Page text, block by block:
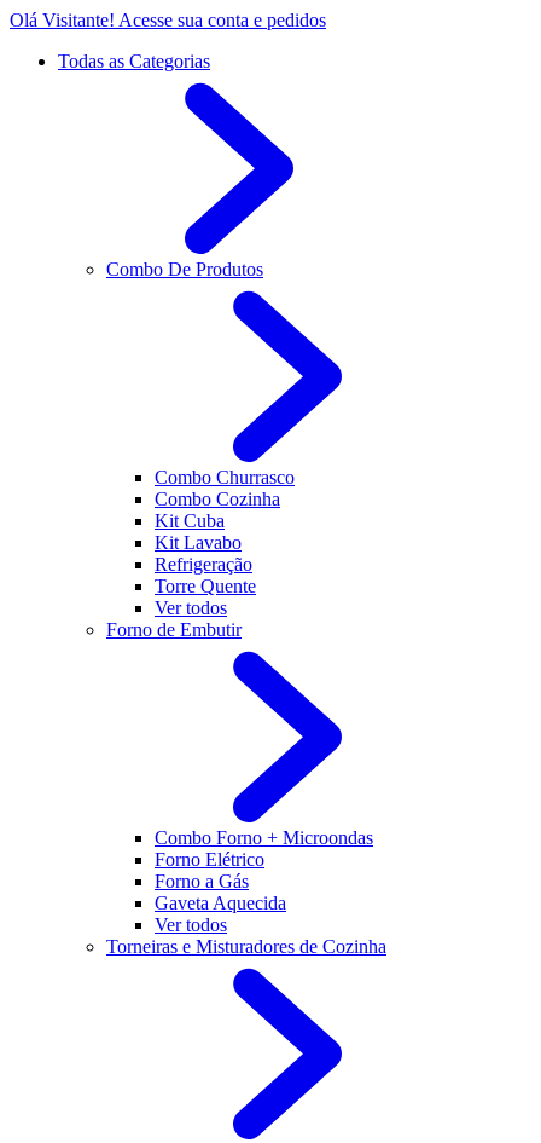
Olá Visitante! Acesse sua conta e pedidos
Todas as Categorias
Combo De Produtos
Combo Churrasco
Combo Cozinha
Kit Cuba
Kit Lavabo
Refrigeração
Torre Quente
Ver todos
Forno de Embutir
Combo Forno + Microondas
Forno Elétrico
Forno a Gás
Gaveta Aquecida
Ver todos
Torneiras e Misturadores de Cozinha